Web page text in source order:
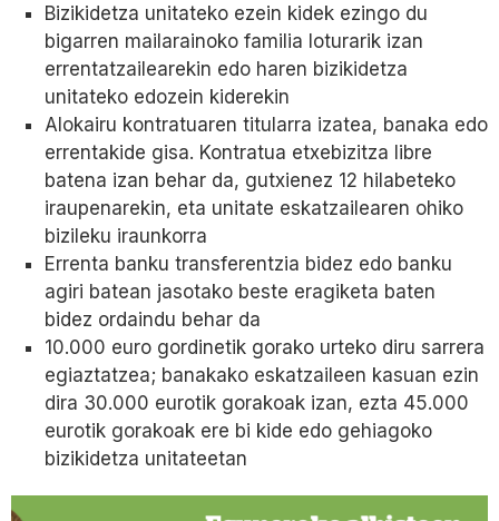
Bizikidetza unitateko ezein kidek ezingo du
bigarren mailarainoko familia loturarik izan
errentatzailearekin edo haren bizikidetza
unitateko edozein kiderekin
Alokairu kontratuaren titularra izatea, banaka edo
errentakide gisa. Kontratua etxebizitza libre
batena izan behar da, gutxienez 12 hilabeteko
iraupenarekin, eta unitate eskatzailearen ohiko
bizileku iraunkorra
Errenta banku transferentzia bidez edo banku
agiri batean jasotako beste eragiketa baten
bidez ordaindu behar da
10.000 euro gordinetik gorako urteko diru sarrera
egiaztatzea; banakako eskatzaileen kasuan ezin
dira 30.000 eurotik gorakoak izan, ezta 45.000
eurotik gorakoak ere bi kide edo gehiagoko
bizikidetza unitateetan